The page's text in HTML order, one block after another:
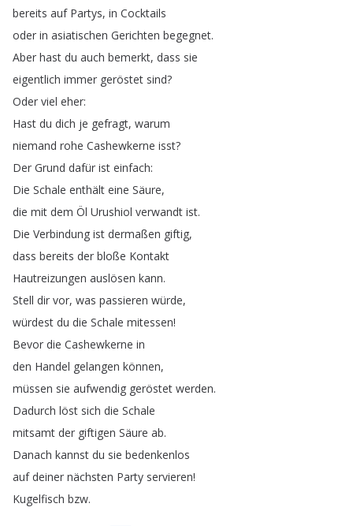
bereits auf Partys, in Cocktails
oder in asiatischen Gerichten begegnet.
Aber hast du auch bemerkt, dass sie
eigentlich immer geröstet sind?
Oder viel eher:
Hast du dich je gefragt, warum
niemand rohe Cashewkerne isst?
Der Grund dafür ist einfach:
Die Schale enthält eine Säure,
die mit dem Öl Urushiol verwandt ist.
Die Verbindung ist dermaßen giftig,
dass bereits der bloße Kontakt
Hautreizungen auslösen kann.
Stell dir vor, was passieren würde,
würdest du die Schale mitessen!
Bevor die Cashewkerne in
den Handel gelangen können,
müssen sie aufwendig geröstet werden.
Dadurch löst sich die Schale
mitsamt der giftigen Säure ab.
Danach kannst du sie bedenkenlos
auf deiner nächsten Party servieren!
Kugelfisch bzw.